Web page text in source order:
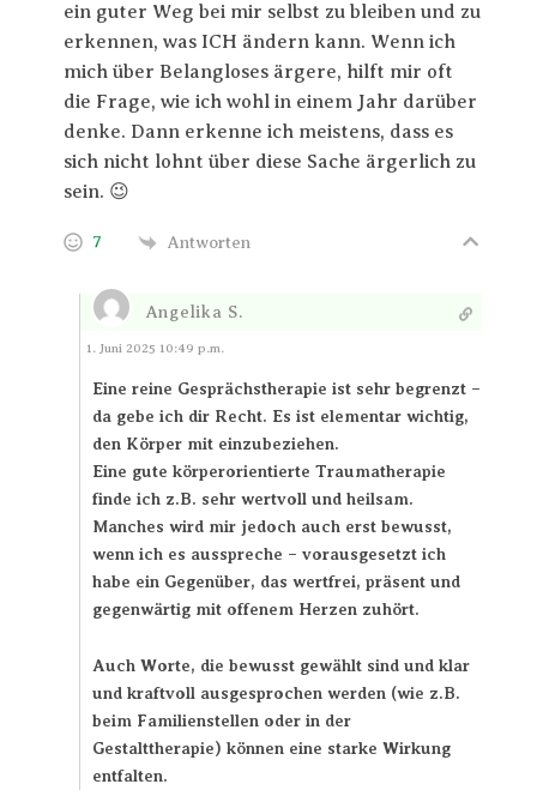
ein guter Weg bei mir selbst zu bleiben und zu
erkennen, was ICH ändern kann. Wenn ich
mich über Belangloses ärgere, hilft mir oft
die Frage, wie ich wohl in einem Jahr darüber
denke. Dann erkenne ich meistens, dass es
sich nicht lohnt über diese Sache ärgerlich zu
sein. 😉
7 Antworten
Angelika S.
Antworten
1. Juni 2025 10:49 p.m.
Eine reine Gesprächstherapie ist sehr begrenzt –
da gebe ich dir Recht. Es ist elementar wichtig,
den Körper mit einzubeziehen.
Eine gute körperorientierte Traumatherapie
finde ich z.B. sehr wertvoll und heilsam.
Manches wird mir jedoch auch erst bewusst,
wenn ich es ausspreche – vorausgesetzt ich
habe ein Gegenüber, das wertfrei, präsent und
gegenwärtig mit offenem Herzen zuhört.
Auch Worte, die bewusst gewählt sind und klar
und kraftvoll ausgesprochen werden (wie z.B.
beim Familienstellen oder in der
Gestalttherapie) können eine starke Wirkung
entfalten.